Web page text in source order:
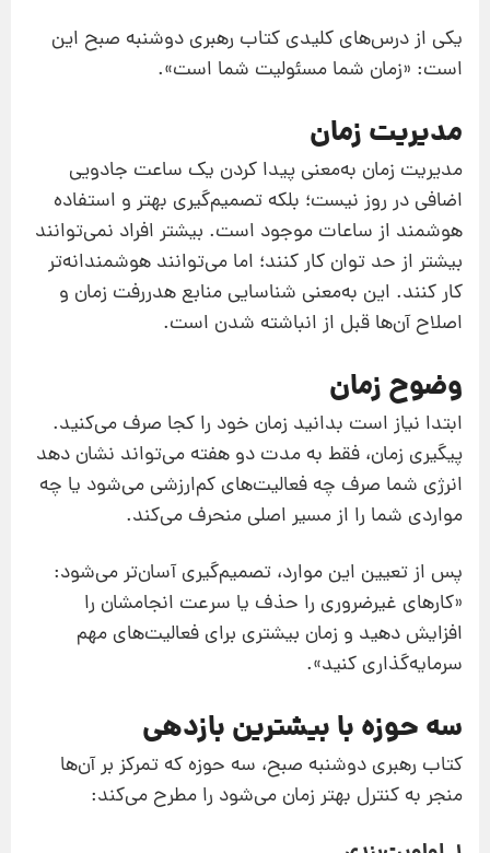
یکی از درس‌های کلیدی کتاب رهبری دوشنبه صبح این
است: «زمان شما مسئولیت شما است».
مدیریت زمان
مدیریت زمان به‌معنی پیدا کردن یک ساعت جادویی
اضافی در روز نیست؛ بلکه تصمیم‌گیری بهتر و استفاده
هوشمند از ساعات موجود است. بیشتر افراد نمی‌توانند
بیشتر از حد توان کار کنند؛ اما می‌توانند هوشمندانه‌تر
کار کنند. این به‌معنی شناسایی منابع هدررفت زمان و
اصلاح آن‌ها قبل از انباشته شدن است.
وضوح زمان
ابتدا نیاز است بدانید زمان خود را کجا صرف می‌کنید.
پیگیری زمان، فقط به مدت دو هفته می‌تواند نشان دهد
انرژی شما صرف چه فعالیت‌های کم‌ارزشی می‌شود یا چه
مواردی شما را از مسیر اصلی منحرف می‌کند.
پس از تعیین این موارد، تصمیم‌گیری آسان‌تر می‌شود:
«کارهای غیرضروری را حذف یا سرعت انجامشان را
افزایش دهید و زمان بیشتری برای فعالیت‌های مهم
سرمایه‌گذاری کنید».
سه حوزه با بیشترین بازدهی
کتاب رهبری دوشنبه صبح، سه حوزه که تمرکز بر آن‌ها
منجر به کنترل بهتر زمان می‌شود را مطرح می‌کند: